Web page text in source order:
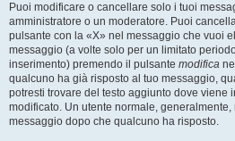
Puoi modificare o cancellare solo i tuoi
amministratore o un moderatore. Puoi
pulsante con la «X» nel messaggio che vuoi
messaggio (a volte solo per un limitato
inserimento) premendo il pulsante modifica
qualcuno ha già risposto al tuo messaggio,
potresti trovare del testo aggiunto dove viene
modificato. Un utente normale,
messaggio dopo che qualcuno ha risposto.